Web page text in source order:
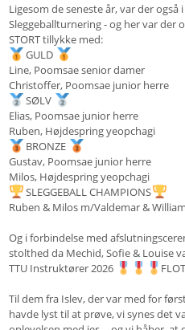
Ligesom de seneste år, var der også
Sleggeballturnering - og her var der
STORT tillykke med:
GULD
Line, Poomsae senior damer
Christoffer, Poomsae junior herre
SØLV
Elias, Poomsae junior herre
Ruben, Højdespring yeopchagi
BRONZE
Gustav, Poomsae junior herre
Milos, Højdespring yeopchagi
SLEGGEBALL CHAMPIONS
Ruben & Milos m/Valdemar &
Og i forbindelse med
stolthed da Mechid, Sofie & Louise
TTU Instruktører 2026
Til dem fra Islev, der var med for
havde lyst til at prøve, vi synes det